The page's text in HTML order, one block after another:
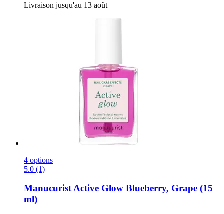
Livraison jusqu'au 13 août
4 options
5.0 (1)
ManucuristActive Glow Blueberry, Grape (15
ml)